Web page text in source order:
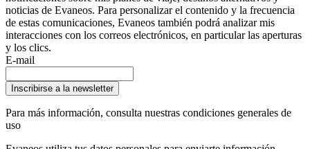
noticias de Evaneos. Para personalizar el contenido y la frecuencia
de estas comunicaciones, Evaneos también podrá analizar mis
interacciones con los correos electrónicos, en particular las aperturas
y los clics.
E-mail
Inscribirse a la newsletter
Para más información, consulta nuestras condiciones generales de
uso